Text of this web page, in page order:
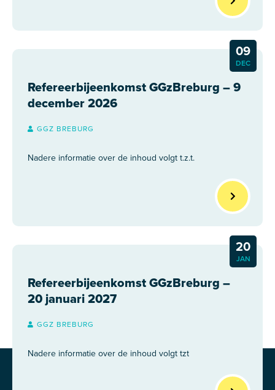
Refereerbijeenkomst GGzBreburg – 9
december 2026
09
DEC
GGZ BREBURG
Nadere informatie over de inhoud volgt t.z.t.
Refereerbijeenkomst GGzBreburg –
20 januari 2027
20
JAN
GGZ BREBURG
Nadere informatie over de inhoud volgt tzt